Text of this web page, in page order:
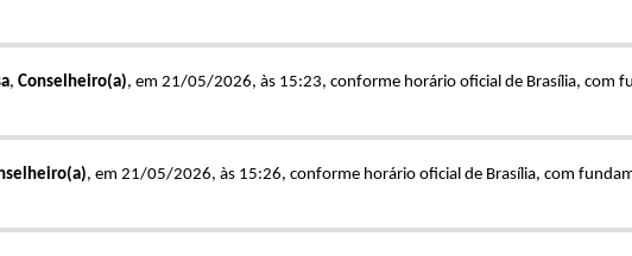
, Conselheiro(a), em 21/05/2026, às 15:23, conforme horário oficial de Brasília, com
, em 21/05/2026, às 15:26, conforme horário oficial de Brasília, com